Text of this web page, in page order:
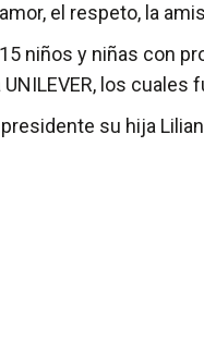
el respeto, la
niños y niñas con
los
su hija